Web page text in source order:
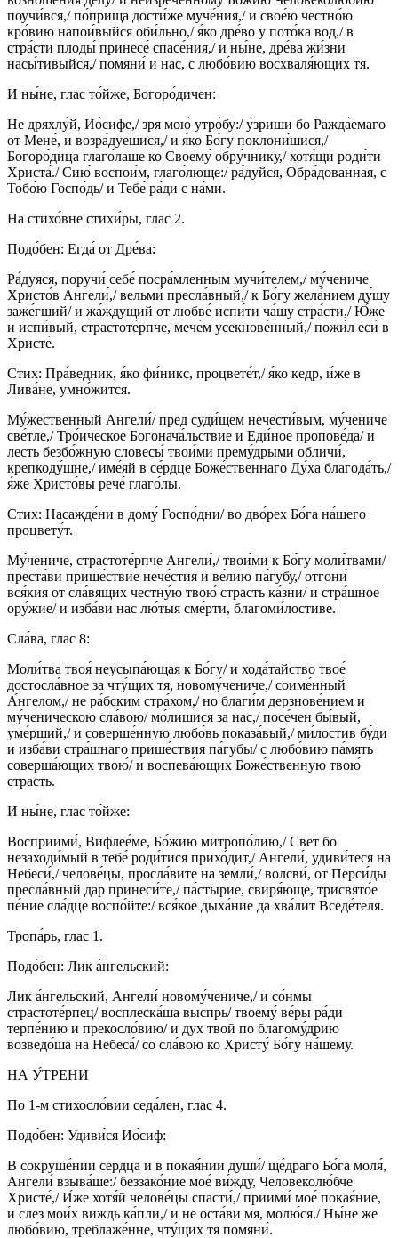
поучи́вся,/ по́прища дости́же муче́ния,/ и свое́ю честно́ю
кро́вию напои́выйся оби́льно,/ я́ко дре́во у пото́ка вод,/ в
стра́сти плоды́ принесе́ спасе́ния,/ и ны́не, дре́ва жи́зни
насы́тивыйся,/ помяни́ и нас, с любо́вию восхваля́ющих тя.
И ны́не, глас то́йже, Богоро́дичен:
Не дряхлу́й, Ио́сифе,/ зря мою́ утро́бу:/ у́зриши бо Ражда́емаго
от Мене́, и возра́дуешися,/ и я́ко Бо́гу поклони́шися,/
Богоро́дица глаго́лаше ко Своему́ обру́чнику,/ хотя́щи роди́ти
Христа́./ Сию́ воспои́м, глаго́люще:/ ра́дуйся, Обра́дованная, с
Тобо́ю Госпо́дь/ и Тебе́ ра́ди с на́ми.
На стихо́вне стихи́ры, глас 2.
Подо́бен: Егда́ от Дре́ва:
Ра́дуяся, поручи́ себе́ посра́мленным мучи́телем,/ му́чениче
Христо́в Ангели́,/ вельми́ пресла́вный,/ к Бо́гу жела́нием ду́шу
заже́гший/ и жа́ждущий от любве́ испи́ти ча́шу стра́сти,/ Ю́же
и испи́вый, страстоте́рпче, мече́м усекнове́нный,/ пожи́л еси́ в
Христе́.
Стих: Пра́ведник, я́ко фи́никс, процвете́т,/ я́ко кедр, и́же в
Лива́не, умно́жится.
Му́жественный Ангели́/ пред суди́щем нечести́вым, му́чениче
све́тле,/ Тро́ическое Богонача́льствие и Еди́ное пропове́да/ и
лесть безбо́жную словесы́ твои́ми прему́дрыми обличи́,
крепкоду́шне,/ име́яй в се́рдце Боже́ственнаго Ду́ха благода́ть,/
я́же Христо́вы рече́ глаго́лы.
Стих: Насажде́ни в дому́ Госпо́дни/ во дво́рех Бо́га на́шего
процвету́т.
Му́чениче, страстоте́рпче Ангели́,/ твои́ми к Бо́гу моли́твами/
преста́ви прише́ствие нече́стия и ве́лию па́губу,/ отгони́
вся́кия от сла́вящих честну́ю твою́ страсть ка́зни/ и стра́шное
ору́жие/ и изба́ви нас лю́тыя сме́рти, благоми́лостиве.
Сла́ва, глас 8:
Моли́тва твоя́ неусыпа́ющая к Бо́гу/ и хода́тайство твое́
достосла́вное за чту́щих тя, новому́чениче,/ соиме́нный
А́нгелом,/ не ра́бским стра́хом,/ но благи́м дерзнове́нием и
му́ченическою сла́вою/ мо́лишися за нас,/ посе́чен бы́вый,
уме́рший,/ и соверше́нную любо́вь показа́вый,/ ми́лостив бу́ди
и изба́ви стра́шнаго прише́ствия па́губы/ с любо́вию па́мять
соверша́ющих твою́/ и воспева́ющих Боже́ственную твою́
страсть.
И ны́не, глас то́йже:
Восприими́, Вифлее́ме, Бо́жию митропо́лию,/ Свет бо
незаходи́мый в тебе́ роди́тися прихо́дит,/ Ангели́, удиви́теся на
Небеси́,/ челове́цы, просла́вите на земли́,/ волсви́, от Перси́ды
пресла́вный дар принеси́те,/ па́стырие, свиря́юще, трисвято́е
пе́ние сла́дце воспо́йте:/ вся́кое дыха́ние да хва́лит Вседе́теля.
Тропа́рь, глас 1.
Подо́бен: Лик а́нгельский:
Лик а́нгельский, Ангели́ новому́чениче,/ и со́нмы
страстоте́рпец/ восплеска́ша выспрь/ твоему́ ве́ры ра́ди
терпе́нию и прекосло́вию/ и дух твой по благому́дрию
возведо́ша на Небеса́/ со сла́вою ко Христу́ Бо́гу на́шему.
НА У́ТРЕНИ
По 1-м стихосло́вии седа́лен, глас 4.
Подо́бен: Удиви́ся Ио́сиф:
В сокруше́нии сердца и в покая́нии души́/ ще́драго Бо́га моля́,
Ангели́ взыва́ше:/ беззако́ние мое́ ви́жду, Человеколю́бче
Христе́,/ И́же хотя́й челове́цы спасти́,/ приими́ мое́ покая́ние,
и слез мои́х виждь ка́пли,/ и не оста́ви мя, молю́ся./ Ны́не же
любо́вию, треблаже́нне, чту́щих тя помяни́.